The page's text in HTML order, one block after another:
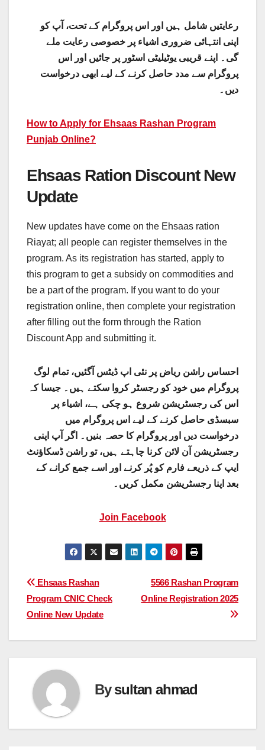
رعایتیں شامل ہیں اور اس پروگرام کے تحت، آپ کو
اپنی انتہائی ضروری اشیاء پر خصوصی رعایت ملے
گی۔ اپنے قریبی یوٹیلیٹی اسٹور پر جائیں اور اس
پروگرام سے مدد حاصل کرنے کے لیے ابھی درخواست
دیں۔
How to Apply for Ehsaas Rashan Program
Punjab Online?
Ehsaas Ration Discount New
Update
New updates have come on the Ehsaas ration
Riayat; all people can register themselves in the
program. As its registration has started, apply to
this program to get a subsidy on commodities and
be a part of the program. If you want to do your
registration online, then complete your registration
after filling out the form through the Ration
Discount App and submitting it.
احساس راشن ریاض پر نئی اپ ڈیٹس آگئیں، تمام لوگ
پروگرام میں خود کو رجسٹر کروا سکتے ہیں۔ جیسا کہ
اس کی رجسٹریشن شروع ہو چکی ہے، اشیاء پر
سبسڈی حاصل کرنے کے لیے اس پروگرام میں
درخواست دیں اور پروگرام کا حصہ بنیں۔ اگر آپ اپنی
رجسٹریشن آن لائن کرنا چاہتے ہیں، تو راشن ڈسکاؤنٹ
ایپ کے ذریعے فارم کو پُر کرنے اور اسے جمع کرانے کے
بعد اپنا رجسٹریشن مکمل کریں۔
Join Facebook
Post
navigation
5566 Rashan Program
Online Registration 2025
Ehsaas Rashan
Program CNIC Check
Online New Update
Bysultan ahmad